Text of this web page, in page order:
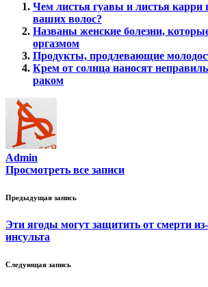
Чем листья гуавы и листья карри
ваших волос?
Названы женские болезни,
оргазмом
Продукты, продлевающие
Крем от солнца наносят
раком
Admin
Просмотреть все записи
Навигация
по
записям
Предыдущая запись
Эти ягоды могут защитить от смерти
инсульта
Следующая запись